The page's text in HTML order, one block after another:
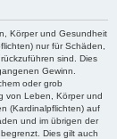
Körper und Gesundheit
nur für Schäden,
sind. Dies
Gewinn.
oder grob
von Leben, Körper und
(Kardinalpflichten) auf
und im übrigen der
Dies gilt auch